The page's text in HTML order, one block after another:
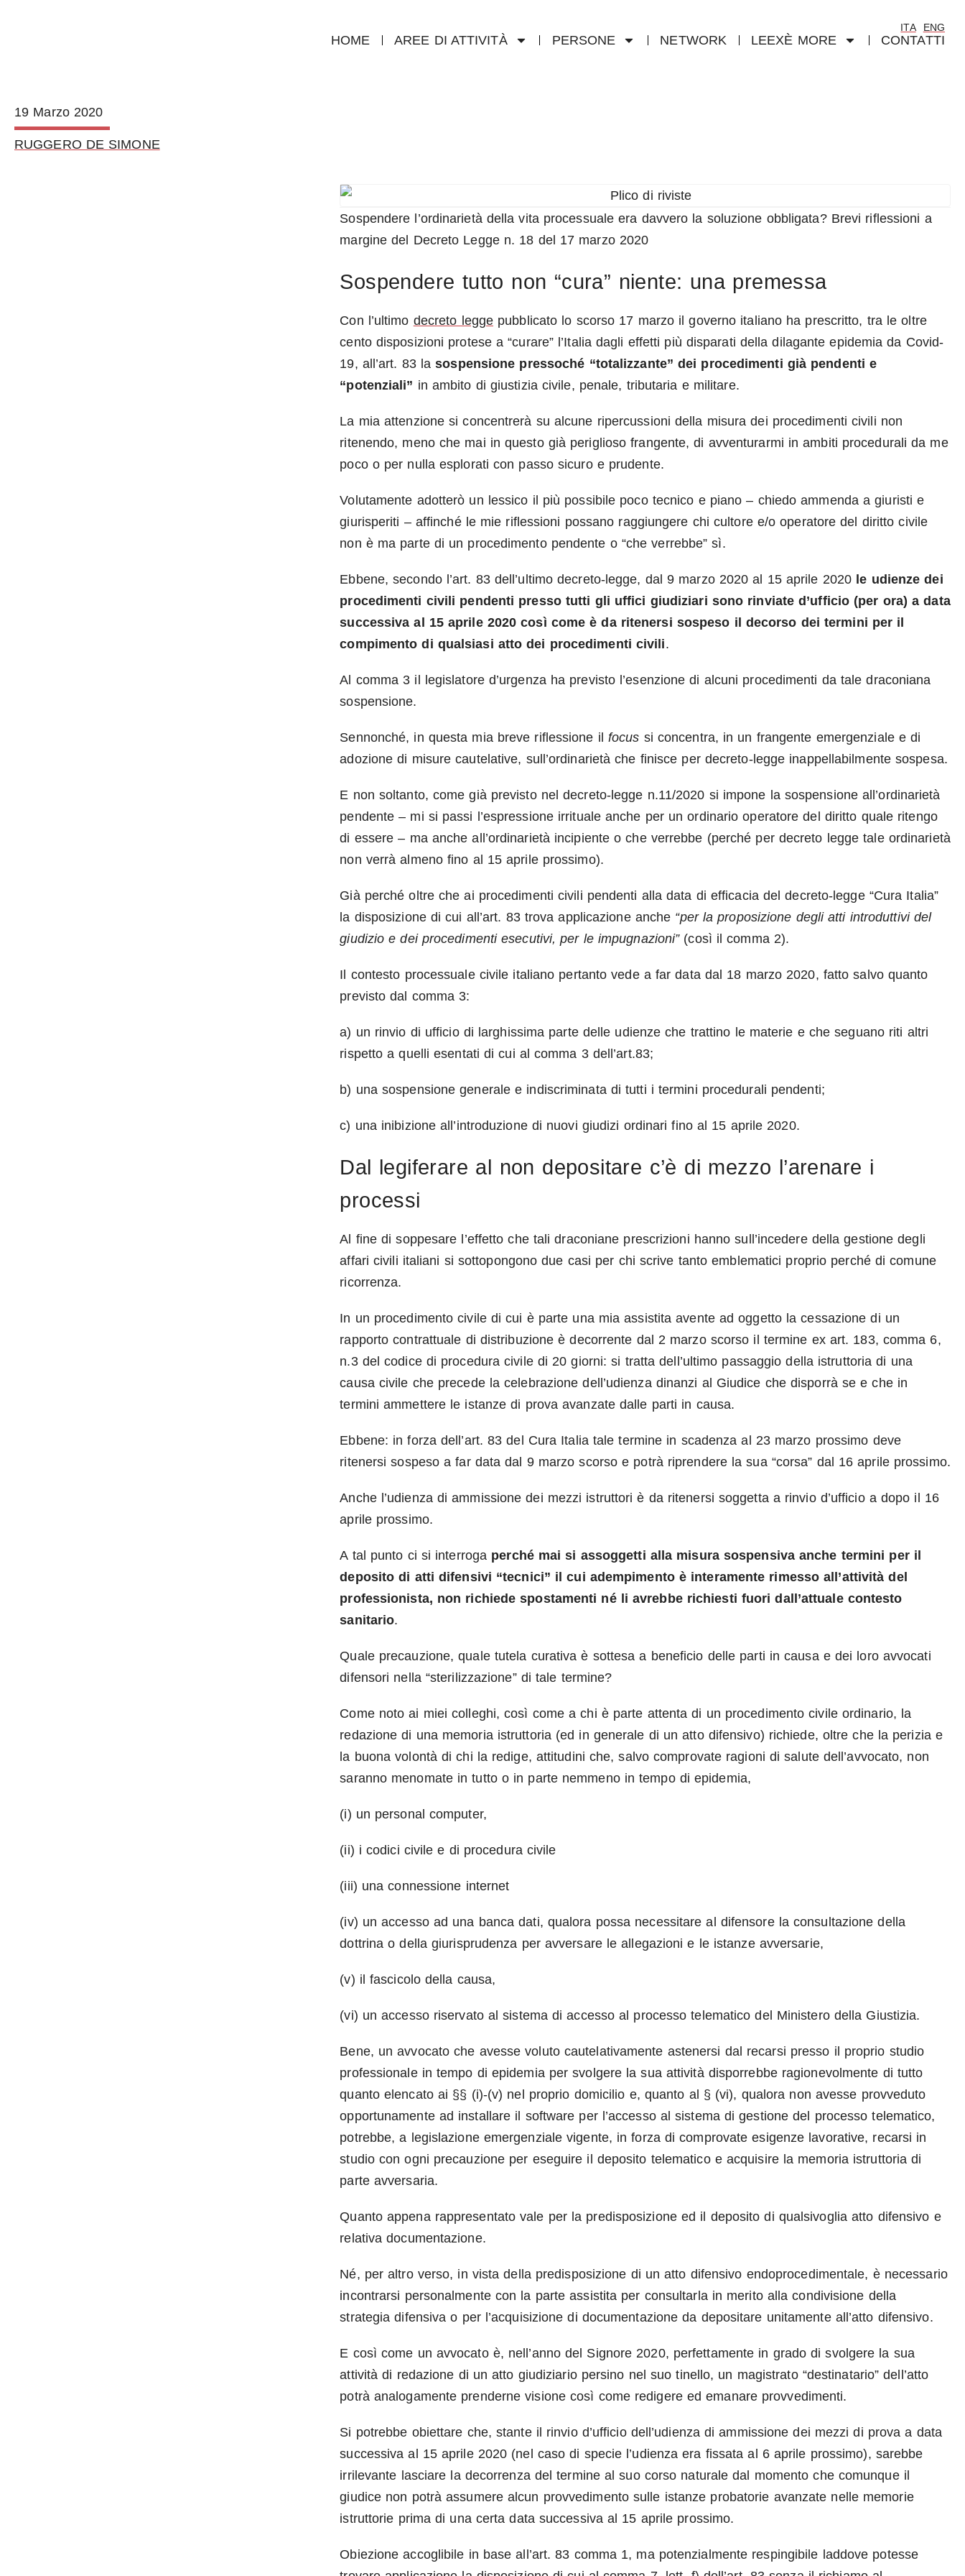
ITA ENG
HOME AREE DI ATTIVITÀ PERSONE NETWORK LEEXÈ MORE CONTATTI
19 Marzo 2020
RUGGERO DE SIMONE
Sospendere l’ordinarietà della vita processuale era davvero la soluzione obbligata? Brevi riflessioni a
margine del Decreto Legge n. 18 del 17 marzo 2020
Sospendere tutto non “cura” niente: una premessa
Con l’ultimo decreto legge pubblicato lo scorso 17 marzo il governo italiano ha prescritto, tra le oltre
cento disposizioni protese a “curare” l’Italia dagli effetti più disparati della dilagante epidemia da Covid-
19, all’art. 83 lasospensione pressoché “totalizzante” dei procedimenti già pendenti e
“potenziali” in ambito di giustizia civile, penale, tributaria e militare.
La mia attenzione si concentrerà su alcune ripercussioni della misura dei procedimenti civili non
ritenendo, meno che mai in questo già periglioso frangente, di avventurarmi in ambiti procedurali da me
poco o per nulla esplorati con passo sicuro e prudente.
Volutamente adotterò un lessico il più possibile poco tecnico e piano – chiedo ammenda a giuristi e
giurisperiti – affinché le mie riflessioni possano raggiungere chi cultore e/o operatore del diritto civile
non è ma parte di un procedimento pendente o “che verrebbe” sì.
Ebbene, secondo l’art. 83 dell’ultimo decreto-legge, dal 9 marzo 2020 al 15 aprile 2020 le udienze dei
procedimenti civili pendenti presso tutti gli uffici giudiziari sono rinviate d’ufficio (per ora) a data
successiva al 15 aprile 2020 così come è da ritenersi sospeso il decorso dei termini per il
compimento di qualsiasi atto dei procedimenti civili.
Al comma 3 il legislatore d’urgenza ha previsto l’esenzione di alcuni procedimenti da tale draconiana
sospensione.
Sennonché, in questa mia breve riflessione il focus si concentra, in un frangente emergenziale e di
adozione di misure cautelative, sull’ordinarietà che finisce per decreto-legge inappellabilmente sospesa.
E non soltanto, come già previsto nel decreto-legge n.11/2020 si impone la sospensione all’ordinarietà
pendente – mi si passi l’espressione irrituale anche per un ordinario operatore del diritto quale ritengo
di essere – ma anche all’ordinarietà incipiente o che verrebbe (perché per decreto legge tale ordinarietà
non verrà almeno fino al 15 aprile prossimo).
Già perché oltre che ai procedimenti civili pendenti alla data di efficacia del decreto-legge “Cura Italia”
la disposizione di cui all’art. 83 trova applicazione anche “per la proposizione degli atti introduttivi del
giudizio e dei procedimenti esecutivi, per le impugnazioni”(così il comma 2).
Il contesto processuale civile italiano pertanto vede a far data dal 18 marzo 2020, fatto salvo quanto
previsto dal comma 3:
a) un rinvio di ufficio di larghissima parte delle udienze che trattino le materie e che seguano riti altri
rispetto a quelli esentati di cui al comma 3 dell’art.83;
b) una sospensione generale e indiscriminata di tutti i termini procedurali pendenti;
c) una inibizione all’introduzione di nuovi giudizi ordinari fino al 15 aprile 2020.
Dal legiferare al non depositare c’è di mezzo l’arenare i
processi
Al fine di soppesare l’effetto che tali draconiane prescrizioni hanno sull’incedere della gestione degli
affari civili italiani si sottopongono due casi per chi scrive tanto emblematici proprio perché di comune
ricorrenza.
In un procedimento civile di cui è parte una mia assistita avente ad oggetto la cessazione di un
rapporto contrattuale di distribuzione è decorrente dal 2 marzo scorso il termine ex art. 183, comma 6,
n.3 del codice di procedura civile di 20 giorni: si tratta dell’ultimo passaggio della istruttoria di una
causa civile che precede la celebrazione dell’udienza dinanzi al Giudice che disporrà se e che in
termini ammettere le istanze di prova avanzate dalle parti in causa.
Ebbene: in forza dell’art. 83 del Cura Italia tale termine in scadenza al 23 marzo prossimo deve
ritenersi sospeso a far data dal 9 marzo scorso e potrà riprendere la sua “corsa” dal 16 aprile prossimo.
Anche l’udienza di ammissione dei mezzi istruttori è da ritenersi soggetta a rinvio d’ufficio a dopo il 16
aprile prossimo.
A tal punto ci si interroga perché mai si assoggetti alla misura sospensiva anche termini per il
deposito di atti difensivi “tecnici” il cui adempimento è interamente rimesso all’attività del
professionista, non richiede spostamenti né li avrebbe richiesti fuori dall’attuale contesto
sanitario.
Quale precauzione, quale tutela curativa è sottesa a beneficio delle parti in causa e dei loro avvocati
difensori nella “sterilizzazione” di tale termine?
Come noto ai miei colleghi, così come a chi è parte attenta di un procedimento civile ordinario, la
redazione di una memoria istruttoria (ed in generale di un atto difensivo) richiede, oltre che la perizia e
la buona volontà di chi la redige, attitudini che, salvo comprovate ragioni di salute dell’avvocato, non
saranno menomate in tutto o in parte nemmeno in tempo di epidemia,
(i) un personal computer,
(ii) i codici civile e di procedura civile
(iii) una connessione internet
(iv) un accesso ad una banca dati, qualora possa necessitare al difensore la consultazione della
dottrina o della giurisprudenza per avversare le allegazioni e le istanze avversarie,
(v) il fascicolo della causa,
(vi) un accesso riservato al sistema di accesso al processo telematico del Ministero della Giustizia.
Bene, un avvocato che avesse voluto cautelativamente astenersi dal recarsi presso il proprio studio
professionale in tempo di epidemia per svolgere la sua attività disporrebbe ragionevolmente di tutto
quanto elencato ai §§ (i)-(v) nel proprio domicilio e, quanto al § (vi), qualora non avesse provveduto
opportunamente ad installare il software per l’accesso al sistema di gestione del processo telematico,
potrebbe, a legislazione emergenziale vigente, in forza di comprovate esigenze lavorative, recarsi in
studio con ogni precauzione per eseguire il deposito telematico e acquisire la memoria istruttoria di
parte avversaria.
Quanto appena rappresentato vale per la predisposizione ed il deposito di qualsivoglia atto difensivo e
relativa documentazione.
Né, per altro verso, in vista della predisposizione di un atto difensivo endoprocedimentale, è necessario
incontrarsi personalmente con la parte assistita per consultarla in merito alla condivisione della
strategia difensiva o per l’acquisizione di documentazione da depositare unitamente all’atto difensivo.
E così come un avvocato è, nell’anno del Signore 2020, perfettamente in grado di svolgere la sua
attività di redazione di un atto giudiziario persino nel suo tinello, un magistrato “destinatario” dell’atto
potrà analogamente prenderne visione così come redigere ed emanare provvedimenti.
Si potrebbe obiettare che, stante il rinvio d’ufficio dell’udienza di ammissione dei mezzi di prova a data
successiva al 15 aprile 2020 (nel caso di specie l’udienza era fissata al 6 aprile prossimo), sarebbe
irrilevante lasciare la decorrenza del termine al suo corso naturale dal momento che comunque il
giudice non potrà assumere alcun provvedimento sulle istanze probatorie avanzate nelle memorie
istruttorie prima di una certa data successiva al 15 aprile prossimo.
Obiezione accoglibile in base all’art. 83 comma 1, ma potenzialmente respingibile laddove potesse